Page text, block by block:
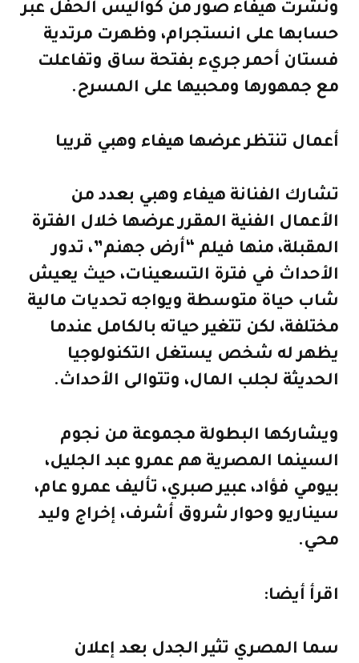
ونشرت هيفاء صور من كواليس الحفل عبر
حسابها على انستجرام، وظهرت مرتدية
فستان أحمر جريء بفتحة ساق وتفاعلت
مع جمهورها ومحبيها على المسرح.
أعمال تنتظر عرضها هيفاء وهبي قريبا
تشارك الفنانة هيفاء وهبي بعدد من
الأعمال الفنية المقرر عرضها خلال الفترة
المقبلة، منها فيلم “أرض جهنم”، تدور
الأحداث في فترة التسعينات، حيث يعيش
شاب حياة متوسطة ويواجه تحديات مالية
مختلفة، لكن تتغير حياته بالكامل عندما
يظهر له شخص يستغل التكنولوجيا
الحديثة لجلب المال، وتتوالى الأحداث.
ويشاركها البطولة مجموعة من نجوم
السينما المصرية هم عمرو عبد الجليل،
بيومي فؤاد، عبير صبري، تأليف عمرو عام،
سيناريو وحوار شروق أشرف، إخراج وليد
محي.
اقرأ أيضا:
سما المصري تثير الجدل بعد إعلان